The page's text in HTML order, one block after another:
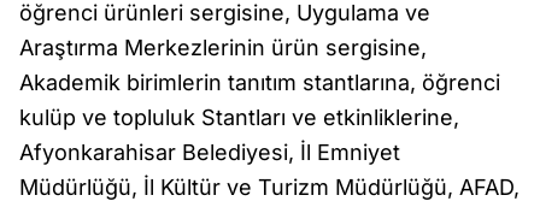
öğrenci ürünleri sergisine, Uygulama ve
Araştırma Merkezlerinin ürün sergisine,
Akademik birimlerin tanıtım stantlarına, öğrenci
kulüp ve topluluk Stantları ve etkinliklerine,
Afyonkarahisar Belediyesi, İl Emniyet
Müdürlüğü, İl Kültür ve Turizm Müdürlüğü, AFAD,